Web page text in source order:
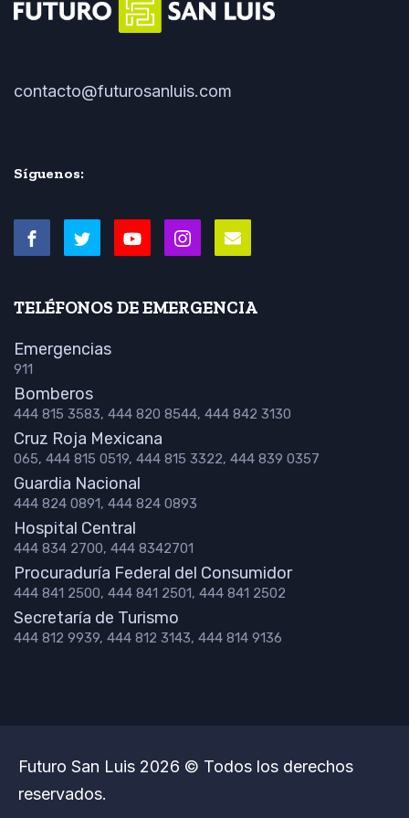
contacto@futurosanluis.com
Síguenos:
TELÉFONOS DE EMERGENCIA
Emergencias
911
Bomberos
444 815 3583, 444 820 8544, 444 842 3130
Cruz Roja Mexicana
065, 444 815 0519, 444 815 3322, 444 839 0357
Guardia Nacional
444 824 0891, 444 824 0893
Hospital Central
444 834 2700, 444 8342701
Procuraduría Federal del Consumidor
444 841 2500, 444 841 2501, 444 841 2502
Secretaría de Turismo
444 812 9939, 444 812 3143, 444 814 9136
Futuro San Luis 2026 © Todos los derechos
reservados.